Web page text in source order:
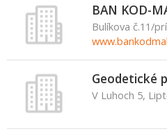
BAN KOD-
Bulíkova č.11/
V Luhoch 5,